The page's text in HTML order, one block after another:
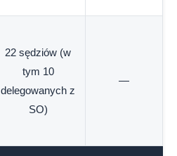
22 sędziów (w
tym 10
delegowanych z
SO)
—